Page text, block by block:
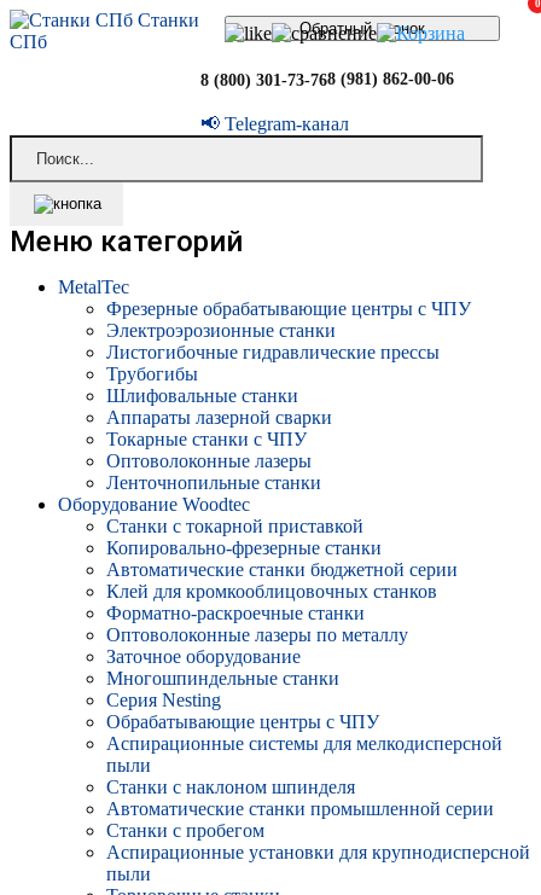
Станки
СПб
Обратный звонок
0
8 (800) 301-73-768 (981) 862-00-06
📢 Telegram-канал
Меню категорий
MetalTec
Фрезерные обрабатывающие центры с ЧПУ
Электроэрозионные станки
Листогибочные гидравлические прессы
Трубогибы
Шлифовальные станки
Аппараты лазерной сварки
Токарные станки с ЧПУ
Оптоволоконные лазеры
Ленточнопильные станки
Оборудование Woodtec
Станки с токарной приставкой
Копировально-фрезерные станки
Автоматические станки бюджетной серии
Клей для кромкооблицовочных станков
Форматно-раскроечные станки
Оптоволоконные лазеры по металлу
Заточное оборудование
Многошпиндельные станки
Серия Nesting
Обрабатывающие центры с ЧПУ
Аспирационные системы для мелкодисперсной
пыли
Станки с наклоном шпинделя
Автоматические станки промышленной серии
Станки с пробегом
Аспирационные установки для крупнодисперсной
пыли